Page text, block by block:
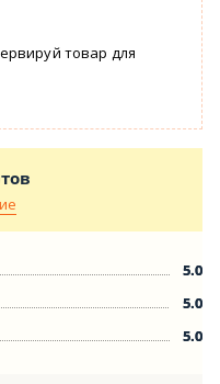
товар для
5.0
5.0
5.0